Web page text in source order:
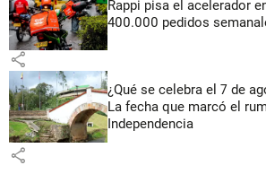
Rappi pisa el acelerador
400.000 pedidos
share
¿Qué se celebra el 7 de
La fecha que marcó el
Independencia
share